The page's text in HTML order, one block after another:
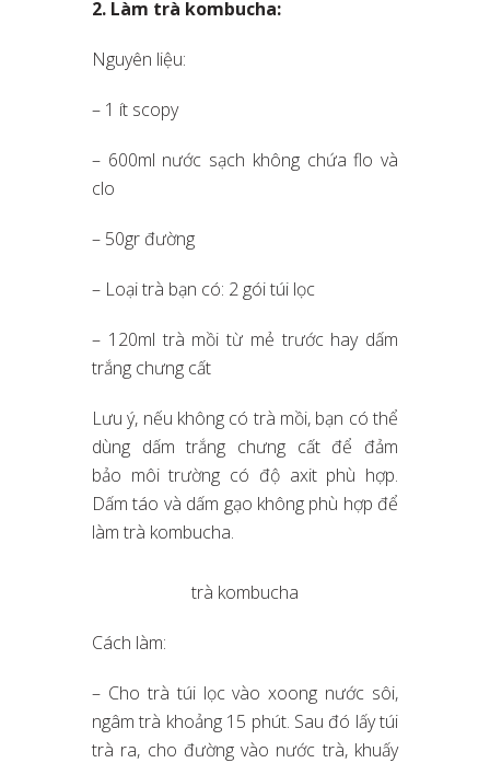
2. Làm trà kombucha:
Nguyên liệu:
– 1 ít scopy
– 600ml nước sạch không chứa flo và
clo
– 50gr đường
– Loại trà bạn có: 2 gói túi lọc
– 120ml trà mồi từ mẻ trước hay dấm
trắng chưng cất
Lưu ý, nếu không có trà mồi, bạn có thể
dùng dấm trắng chưng cất để đảm
bảo môi trường có độ axit phù hợp.
Dấm táo và dấm gạo không phù hợp để
làm trà kombucha.
trà kombucha
Cách làm:
– Cho trà túi lọc vào xoong nước sôi,
ngâm trà khoảng 15 phút. Sau đó lấy túi
trà ra, cho đường vào nước trà, khuấy